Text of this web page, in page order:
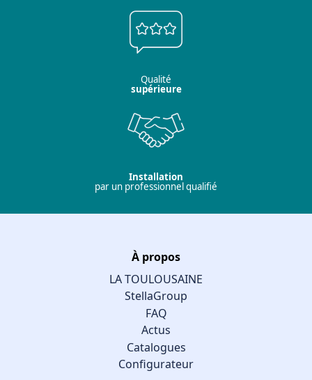
Qualité
supérieure
Installation
par un professionnel qualifié
À propos
LA TOULOUSAINE
StellaGroup
FAQ
Actus
Catalogues
Configurateur